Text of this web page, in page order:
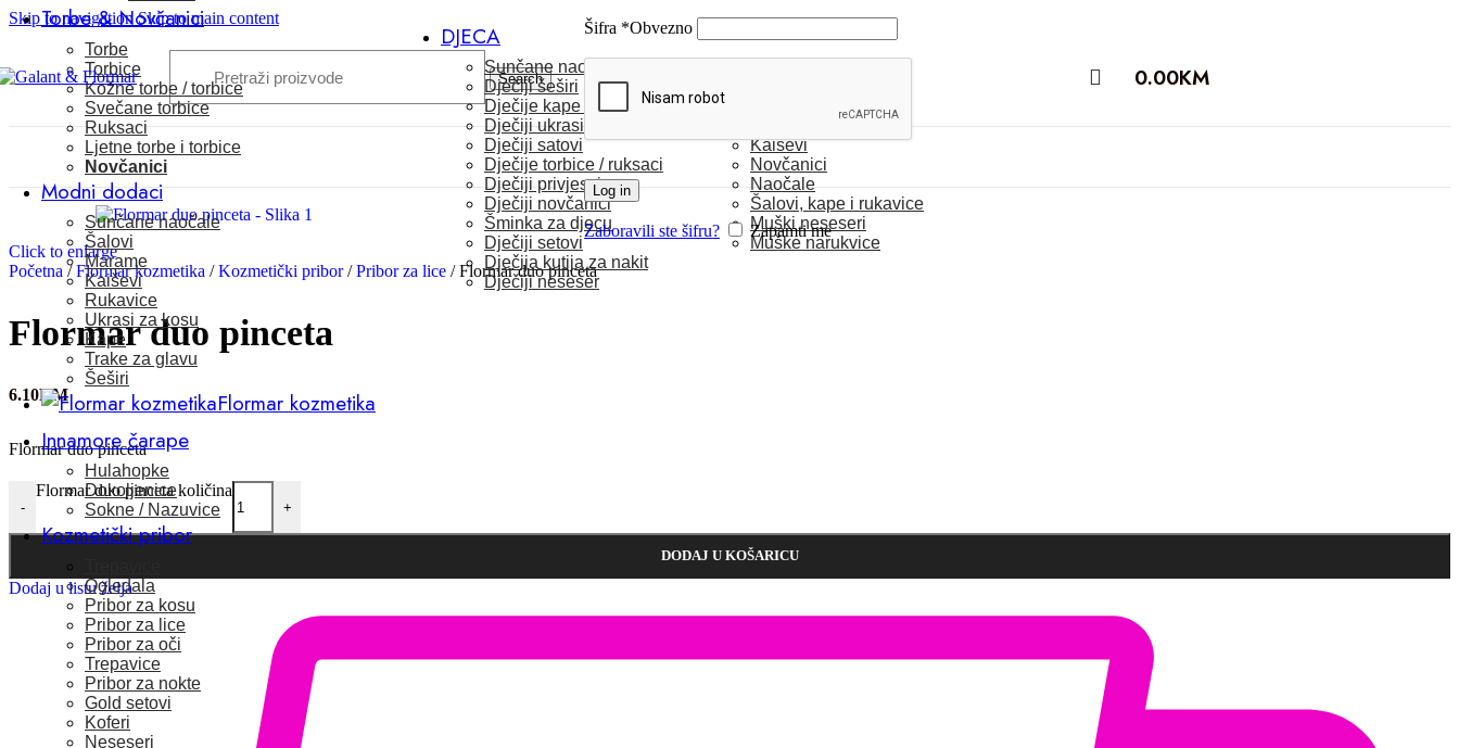
Skip to navigationSkip to main content
Search
Šifra *Obvezno
Log in
Zaboravili ste šifru? Zapamti me
0.00KM
Torbe & Novčanici
Torbe
Torbice
Kožne torbe / torbice
Svečane torbice
Ruksaci
Ljetne torbe i torbice
Novčanici
Modni dodaci
Sunčane naočale
Šalovi
Marame
Kaiševi
Rukavice
Ukrasi za kosu
Kape
Trake za glavu
Šeširi
Flormar kozmetika
Innamore čarape
Hulahopke
Dokoljenice
Sokne / Nazuvice
Kozmetički pribor
Ogledala
Pribor za kosu
Pribor za lice
Pribor za oči
Trepavice
Pribor za nokte
Gold setovi
Koferi
Neseseri
DJECA
Sunčane naočale
Dječiji šeširi
Dječije kape / rukavice
Dječiji ukrasi za kosu
Dječiji satovi
Dječije torbice / ruksaci
Dječiji privjesci
Dječiji novčanici
Šminka za djecu
Dječiji setovi
Dječija kutija za nakit
Dječiji neseser
Kaiševi
Novčanici
Naočale
Šalovi, kape i rukavice
Muški neseseri
Muške narukvice
Click to enlarge
Početna / Flormar kozmetika / Kozmetički pribor/ Pribor za lice / Flormar duo pinceta
Flormar duo pinceta
6.10KM
Flormar duo pinceta
-
Flormar duo pinceta količina
+
DODAJ U KOŠARICU
Dodaj u listu želja